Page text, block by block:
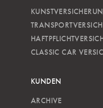
CLASSIC CAR
KUNDEN
ARCHIVE